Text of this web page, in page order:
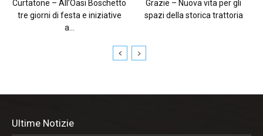
Curtatone – All’Oasi Boschetto
tre giorni di festa e iniziative
a...
Grazie – Nuova vita per gli
spazi della storica trattoria
Ultime Notizie